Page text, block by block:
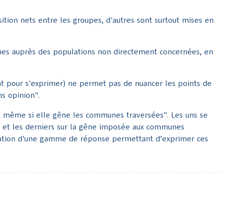
nets entre les groupes, d'autres sont surtout mises en
auprès des populations non directement concernées, en
pour s'exprimer) ne permet pas de nuancer les points de
opinion".
si elle gêne les communes traversées". Les uns se
les derniers sur la gêne imposée aux communes
d'une gamme de réponse permettant d’exprimer ces